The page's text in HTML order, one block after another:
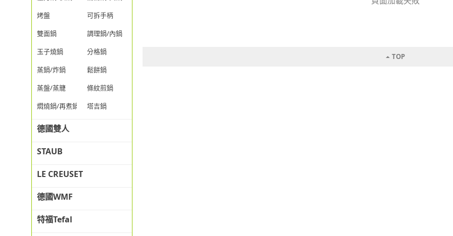
烤盤
可拆手柄
雙面鍋
調理鍋/內鍋
玉子燒鍋
分格鍋
蒸鍋/炸鍋
鬆餅鍋
蒸盤/蒸籠
條紋煎鍋
燜燒鍋/再煮鍋
塔吉鍋
德國雙人
STAUB
LE CREUSET
德國WMF
特福Tefal
TOP